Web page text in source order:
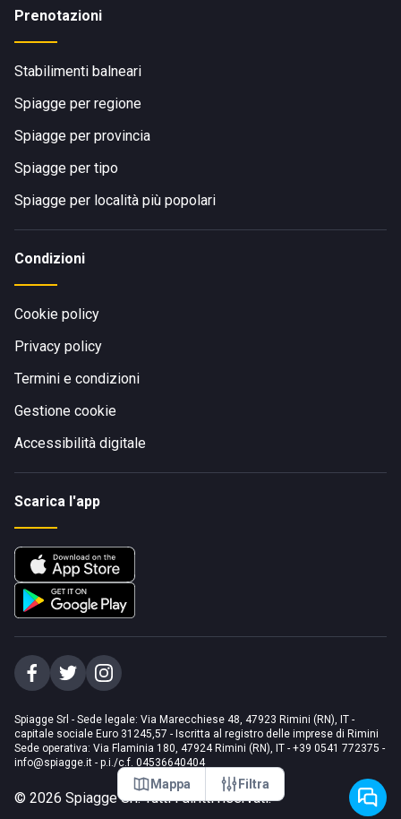
Mappa Filtra
Prenotazioni
Stabilimenti balneari
Spiagge per regione
Spiagge per provincia
Spiagge per tipo
Spiagge per località più popolari
Condizioni
Cookie policy
Privacy policy
Termini e condizioni
Gestione cookie
Accessibilità digitale
Scarica l'app
Spiagge Srl - Sede legale: Via Marecchiese 48, 47923 Rimini (RN), IT -
capitale sociale Euro 31245,57 - Iscritta al registro delle imprese di Rimini
Sede operativa: Via Flaminia 180, 47924 Rimini (RN), IT - +39 0541 772375 -
info@spiagge.it - p.i./c.f. 04536640404
© 2026 Spiagge Srl. Tutti i diritti riservati.